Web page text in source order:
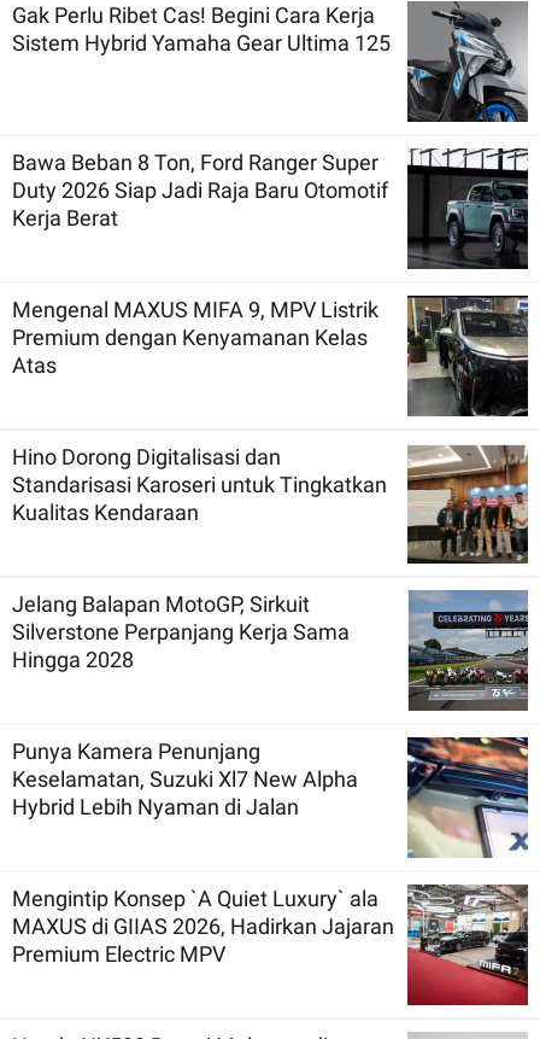
Gak Perlu Ribet Cas! Begini Cara Kerja
Sistem Hybrid Yamaha Gear Ultima 125
Bawa Beban 8 Ton, Ford Ranger Super
Duty 2026 Siap Jadi Raja Baru Otomotif
Kerja Berat
Mengenal MAXUS MIFA 9, MPV Listrik
Premium dengan Kenyamanan Kelas
Atas
Hino Dorong Digitalisasi dan
Standarisasi Karoseri untuk Tingkatkan
Kualitas Kendaraan
Jelang Balapan MotoGP, Sirkuit
Silverstone Perpanjang Kerja Sama
Hingga 2028
Punya Kamera Penunjang
Keselamatan, Suzuki Xl7 New Alpha
Hybrid Lebih Nyaman di Jalan
Mengintip Konsep `A Quiet Luxury` ala
MAXUS di GIIAS 2026, Hadirkan Jajaran
Premium Electric MPV